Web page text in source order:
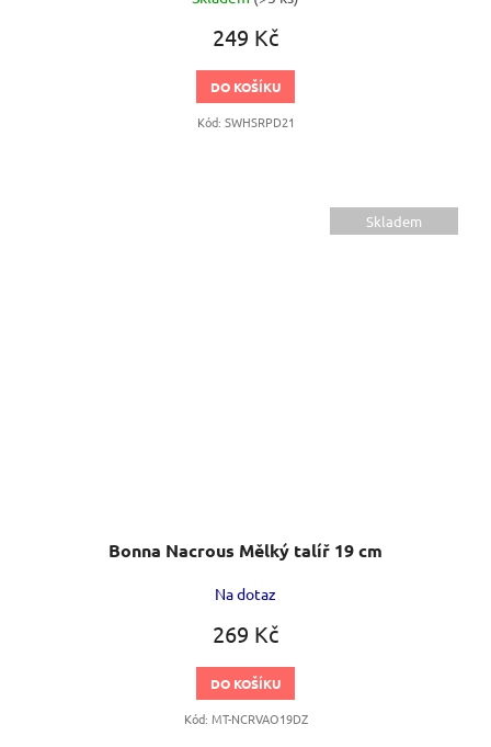
249 Kč
DO KOŠÍKU
Kód: SWHSRPD21
Skladem
Bonna Nacrous Mělký talíř 19 cm
Na dotaz
269 Kč
DO KOŠÍKU
Kód: MT-NCRVAO19DZ